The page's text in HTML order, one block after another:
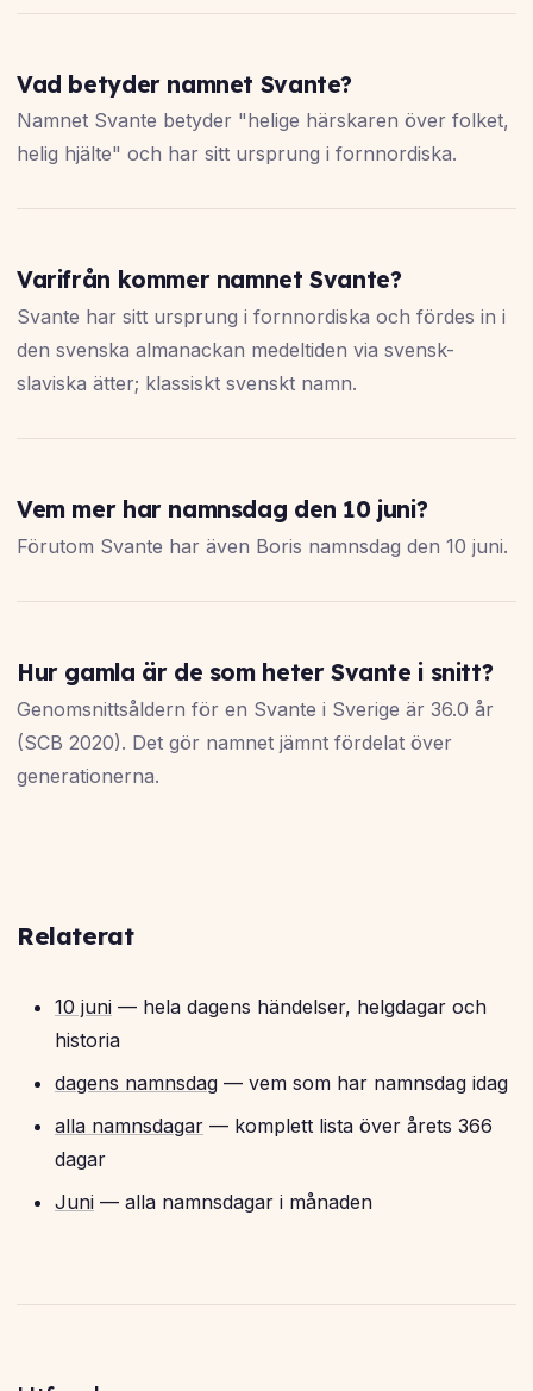
Vad betyder namnet Svante?
Namnet Svante betyder "helige härskaren över folket,
helig hjälte" och har sitt ursprung i fornnordiska.
Varifrån kommer namnet Svante?
Svante har sitt ursprung i fornnordiska och fördes in i
den svenska almanackan medeltiden via svensk-
slaviska ätter; klassiskt svenskt namn.
Vem mer har namnsdag den 10 juni?
Förutom Svante har även Boris namnsdag den 10 juni.
Hur gamla är de som heter Svante i snitt?
Genomsnittsåldern för en Svante i Sverige är 36.0 år
(SCB 2020). Det gör namnet jämnt fördelat över
generationerna.
Relaterat
10 juni — hela dagens händelser, helgdagar och
historia
dagens namnsdag — vem som har namnsdag idag
alla namnsdagar — komplett lista över årets 366
dagar
Juni — alla namnsdagar i månaden